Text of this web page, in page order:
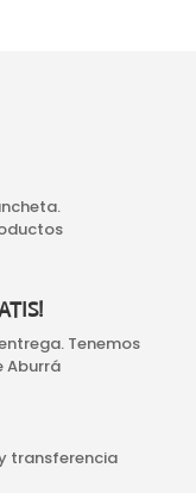
Tenemos
Aburrá
transferencia